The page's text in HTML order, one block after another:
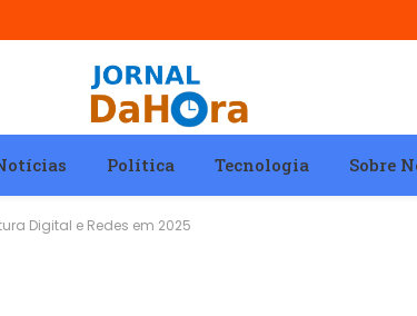
Política Tecnologia Sobre
Digital e Redes em 2025